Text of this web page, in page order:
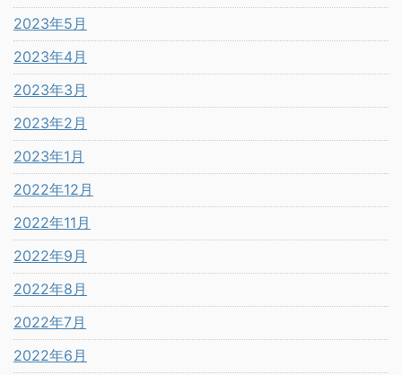
2023年5月
2023年4月
2023年3月
2023年2月
2023年1月
2022年12月
2022年11月
2022年9月
2022年8月
2022年7月
2022年6月